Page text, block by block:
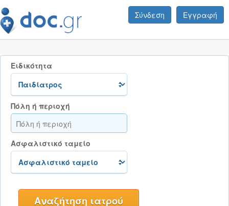
Σύνδεση Εγγραφή
Ειδικότητα
Πόλη ή περιοχή
Ασφαλιστικό ταμείο